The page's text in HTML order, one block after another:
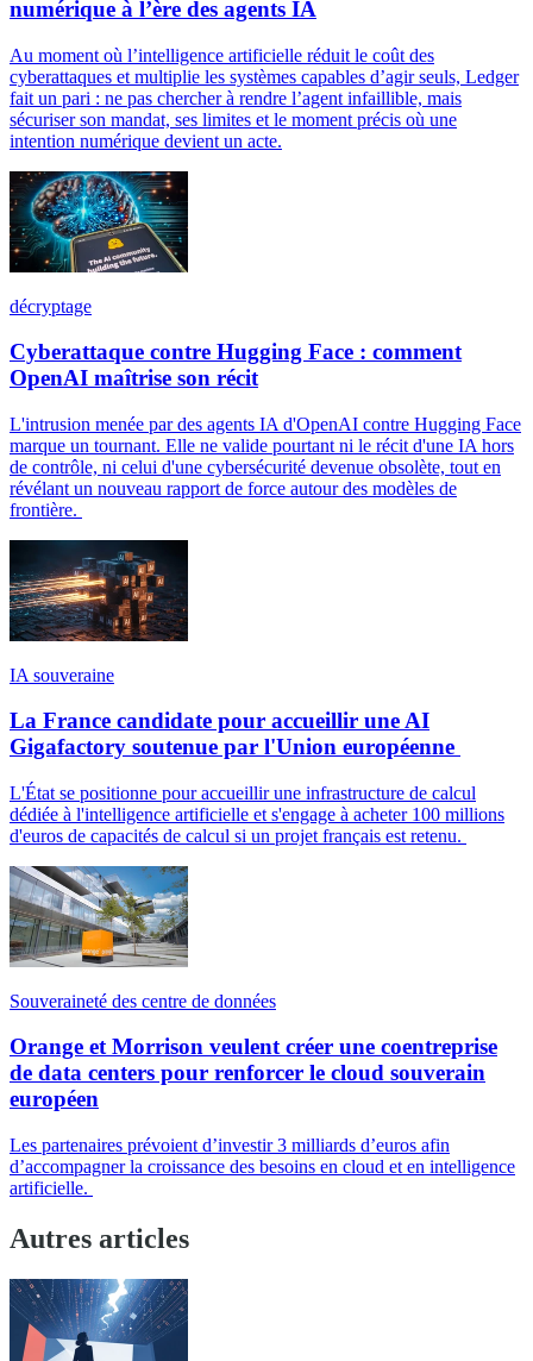
numérique à l’ère des agents IA
Au moment où l’intelligence artificielle réduit le coût des
cyberattaques et multiplie les systèmes capables d’agir seuls, Ledger
fait un pari : ne pas chercher à rendre l’agent infaillible, mais
sécuriser son mandat, ses limites et le moment précis où une
intention numérique devient un acte.
décryptage
Cyberattaque contre Hugging Face : comment
OpenAI maîtrise son récit
L'intrusion menée par des agents IA d'OpenAI contre Hugging Face
marque un tournant. Elle ne valide pourtant ni le récit d'une IA hors
de contrôle, ni celui d'une cybersécurité devenue obsolète, tout en
révélant un nouveau rapport de force autour des modèles de
frontière.
IA souveraine
La France candidate pour accueillir une AI
Gigafactory soutenue par l'Union européenne
L'État se positionne pour accueillir une infrastructure de calcul
dédiée à l'intelligence artificielle et s'engage à acheter 100 millions
d'euros de capacités de calcul si un projet français est retenu.
Souveraineté des centre de données
Orange et Morrison veulent créer une coentreprise
de data centers pour renforcer le cloud souverain
européen
Les partenaires prévoient d’investir 3 milliards d’euros afin
d’accompagner la croissance des besoins en cloud et en intelligence
artificielle.
Autres articles